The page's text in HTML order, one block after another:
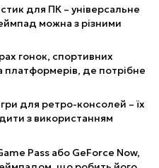
для ПК – універсальне
можна з різними
гонок, спортивних
платформерів, де потрібне
для ретро-консолей – їх
з використанням
Pass або GeForce Now,